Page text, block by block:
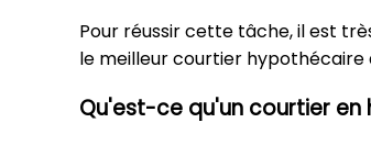
Pour réussir cette tâche, il est
le meilleur courtier hypothécaire
Qu'est-ce qu'un courtier en